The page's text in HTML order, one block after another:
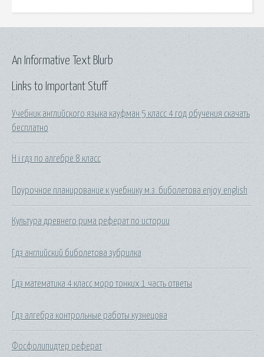
Links to Important Stuff
Учебник английского языка кауфман 5 класс 4 год обучения скачать
бесплатно
H i гдз по алгебре 8 класс
Поурочное планирование к учебнику м.з. биболетова enjoy english
Культура древнего рима реферат по истории
Гдз английский биболетова зубрилка
Гдз математика 4 класс моро тонких 1 часть ответы
Гдз алгебра контрольные работы кузнецова
Фосфолипидтер реферат
An Informative Text Blurb